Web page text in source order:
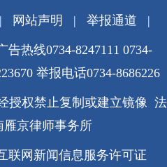
网站声明 | 举报通道 |
告热线0734-8247111 0734-
举报电话0734-8686226
授权禁止复制或建立镜像 法
雁京律师事务所
联网新闻信息服务许可证